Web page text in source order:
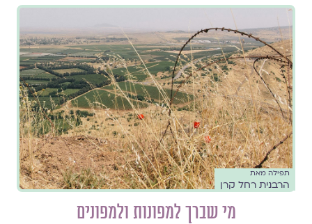
תפילה מאת
הרבנית רחל קרן
מי שברך למפונות ולמפונים